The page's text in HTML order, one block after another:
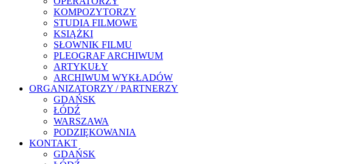
KOMPOZYTORZY
STUDIA FILMOWE
KSIĄŻKI
SŁOWNIK FILMU
PLEOGRAF ARCHIWUM
ARTYKUŁY
ARCHIWUM WYKŁADÓW
ORGANIZATORZY / PARTNERZY
GDAŃSK
ŁÓDŹ
WARSZAWA
PODZIĘKOWANIA
KONTAKT
GDAŃSK